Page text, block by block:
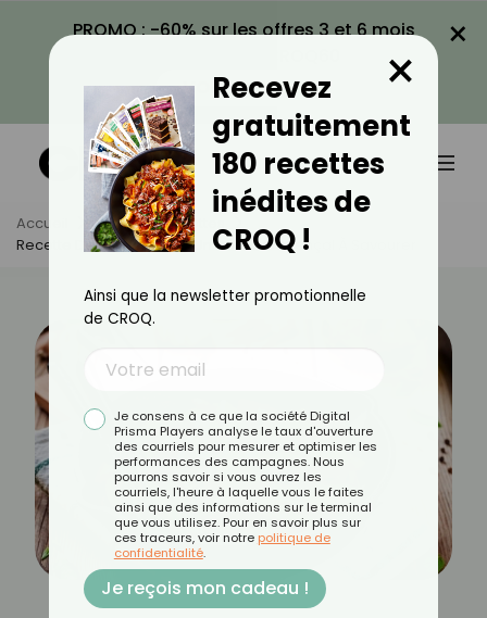
PROMO : -60% sur les offres 3 et 6 mois
VOIR LA PROMO
×
Accueil Actus
Recettes
Recette De Peperonata : Un Délice Provençal À Savourer
Recevez
gratuitement
180 recettes
inédites de
CROQ !
×
Ainsi que la newsletter promotionnelle
de CROQ.
Je consens à ce que la société Digital
Prisma Players analyse le taux d'ouverture
des courriels pour mesurer et optimiser les
performances des campagnes. Nous
pourrons savoir si vous ouvrez les
courriels, l'heure à laquelle vous le faites
ainsi que des informations sur le terminal
que vous utilisez. Pour en savoir plus sur
ces traceurs, voir notre politique de
confidentialité.
Je reçois mon cadeau !